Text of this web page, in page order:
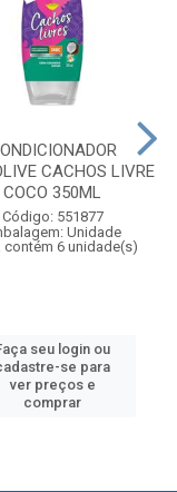
CACHOS LIVRE
COCO 350ML
Código: 551877
Unidade
contém 6 unidade(s)
seu login ou
se para
ver preços e
comprar